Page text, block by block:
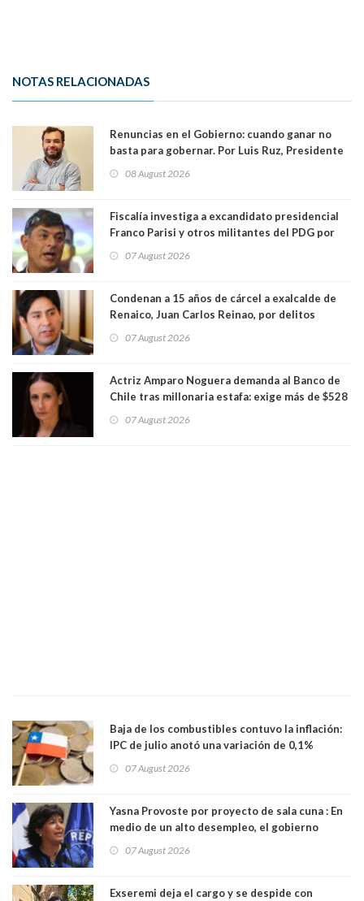
NOTAS RELACIONADAS
Renuncias en el Gobierno: cuando ganar no
basta para gobernar. Por Luis Ruz, Presidente
08 August 2026
Fiscalía investiga a excandidato presidencial
Franco Parisi y otros militantes del PDG por
07 August 2026
Condenan a 15 años de cárcel a exalcalde de
Renaico, Juan Carlos Reinao, por delitos
07 August 2026
Actriz Amparo Noguera demanda al Banco de
Chile tras millonaria estafa: exige más de $528
07 August 2026
Baja de los combustibles contuvo la inflación:
IPC de julio anotó una variación de 0,1%
07 August 2026
Yasna Provoste por proyecto de sala cuna : En
medio de un alto desempleo, el gobierno
07 August 2026
Exseremi deja el cargo y se despide con